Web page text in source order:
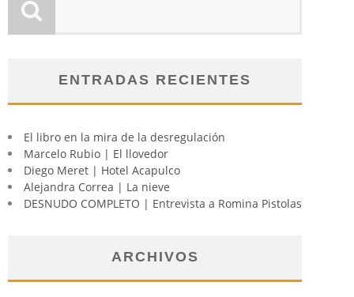
ENTRADAS RECIENTES
El libro en la mira de la desregulación
Marcelo Rubio | El llovedor
Diego Meret | Hotel Acapulco
Alejandra Correa | La nieve
DESNUDO COMPLETO | Entrevista a Romina Pistolas
ARCHIVOS